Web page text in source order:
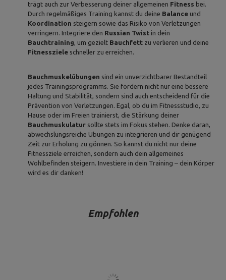
trägt auch zur Verbesserung deiner allgemeinen Fitness bei.
Durch regelmäßiges Training kannst du deine Balance und
Koordination steigern sowie das Risiko von Verletzungen
verringern. Integriere den Russian Twist in dein
Bauchtraining, um gezielt Bauchfett zu verlieren und deine
Fitnessziele schneller zu erreichen.
Bauchmuskelübungen sind ein unverzichtbarer Bestandteil
jedes Trainingsprogramms. Sie fördern nicht nur eine bessere
Haltung und Stabilität, sondern sind auch entscheidend für die
Prävention von Verletzungen. Egal, ob du im Fitnessstudio, zu
Hause oder im Freien trainierst, die Stärkung deiner
Bauchmuskulatur sollte stets im Fokus stehen. Denke daran,
abwechslungsreiche Übungen zu integrieren und dir genügend
Zeit zur Erholung zu gönnen. So kannst du nicht nur deine
Fitnessziele erreichen, sondern auch dein allgemeines
Wohlbefinden steigern. Investiere in dein Training – dein Körper
wird es dir danken!
Empfohlen